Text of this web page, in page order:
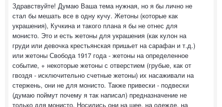
Здравствуйте! Думаю Ваша тема нужная, но я бы лично не
стал бы мешать все в одну кучу. Жетоны (которые как
украшения), Кучкина и такого плана я бы не отнес для
монисто. Это и есть жетоны для украшения (как кулон на
груди или девочка крестьянская пришьет на сарафан и т.д.)
или жетоны Свобода 1917 года - жетоны на определенное
событие, + некоторые жетоны с отверстием (грубые, как от
гвоздя - исключительно счетные жетоны) их насаживали на
стержень, они не для монисто. Также привески - подвески
(думаю поймут почему я так написал) предназначение не
только для монисто. Носились они на шее, на одежде, на